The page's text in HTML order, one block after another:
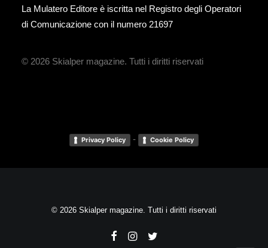
La Mulatero Editore è iscritta nel Registro degli Operatori
di Comunicazione con il numero 21697
© 2026 Skialper magazine. Tutti i diritti riservati
Privacy Policy - Cookie Policy
© 2026 Skialper magazine. Tutti i diritti riservati